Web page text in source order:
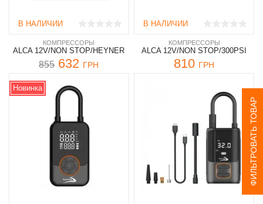
ФИЛЬТРОВАТЬ ТОВАР
В НАЛИЧИИ
КОМПРЕССОРЫ
ALCA 12V/NON STOP/HEYNER
855632 ГРН
В НАЛИЧИИ
КОМПРЕССОРЫ
ALCA 12V/NON STOP/300PSI
810 ГРН
Новинка